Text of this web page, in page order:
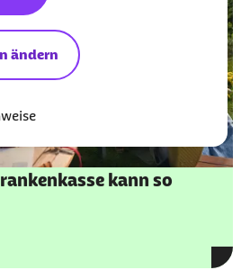
ändern
kann so